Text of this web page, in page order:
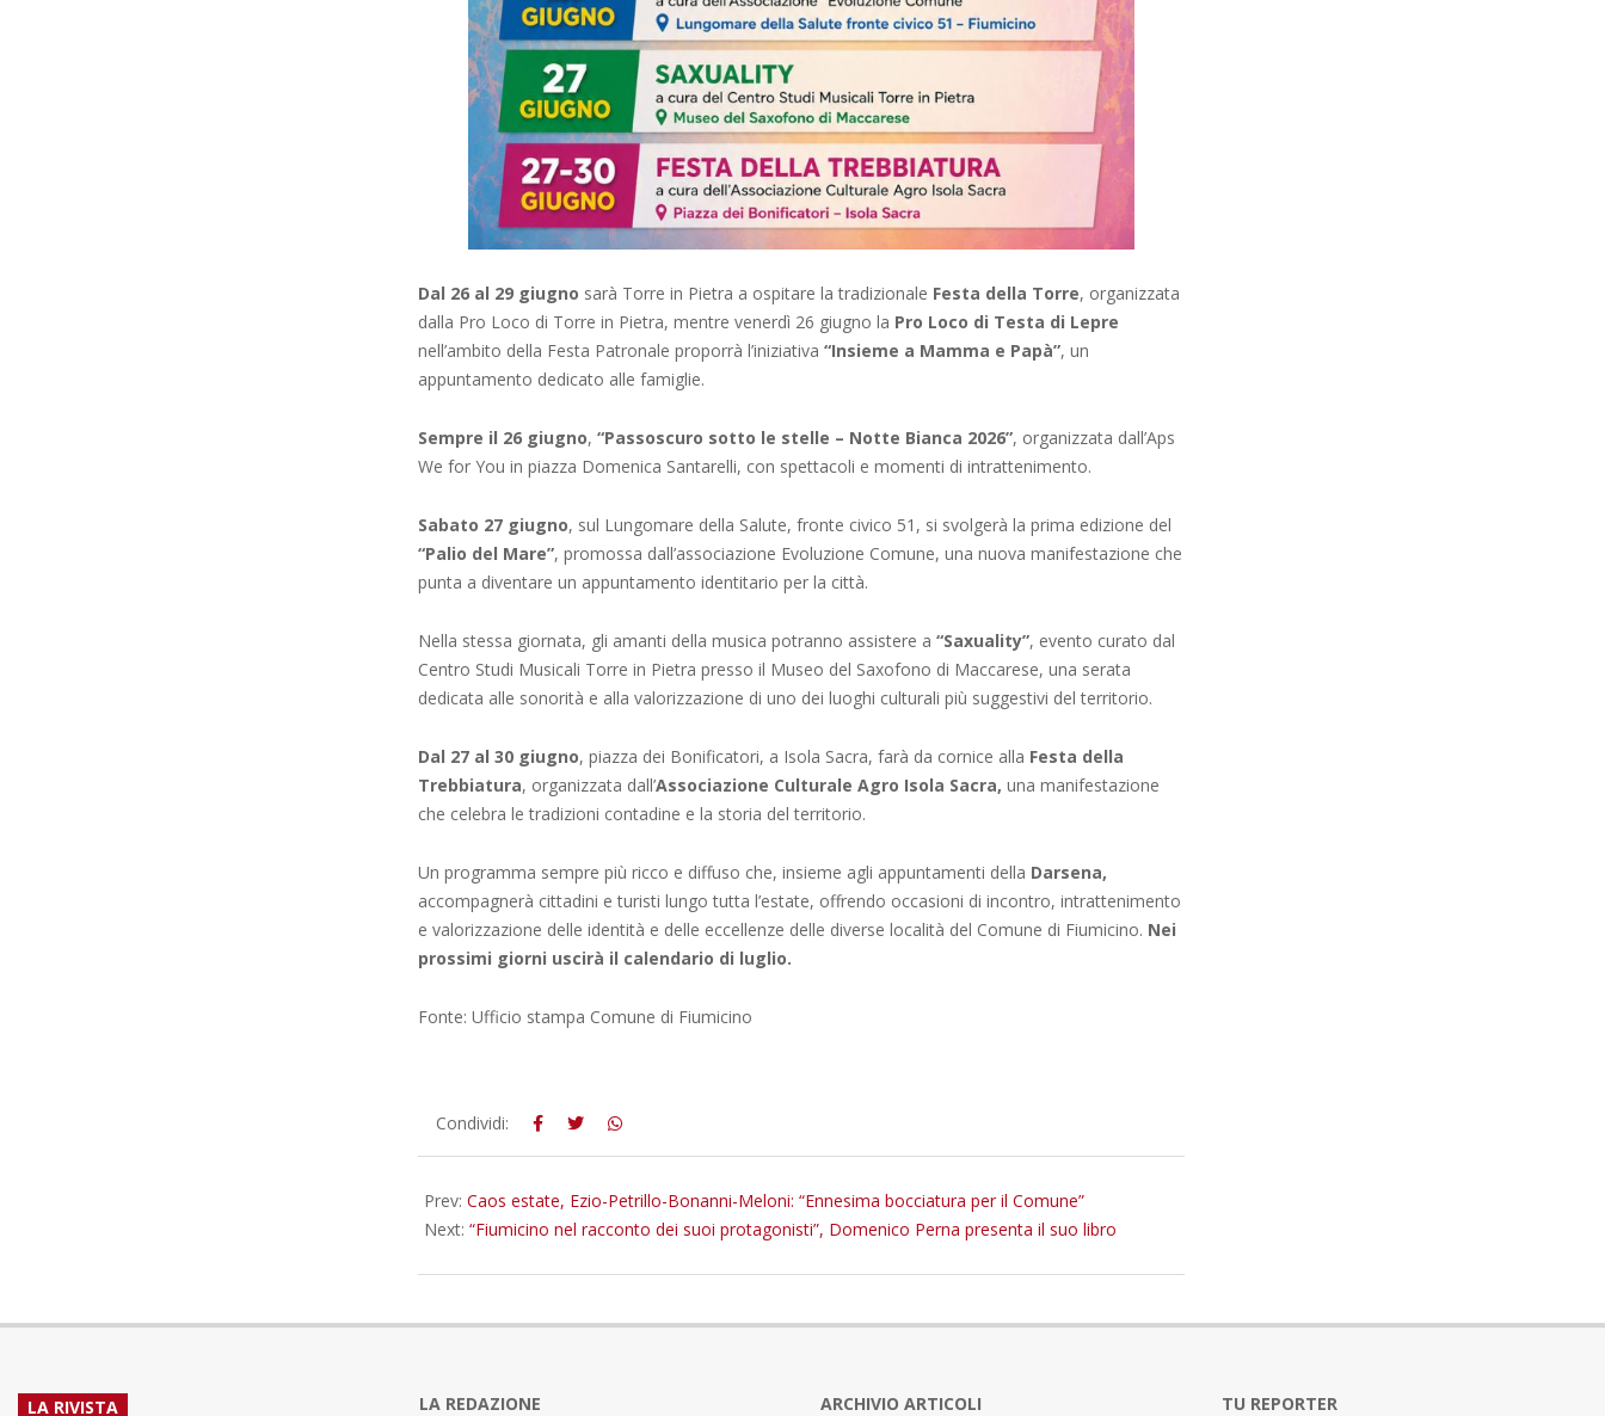
Dal 26 al 29 giugno sarà Torre in Pietra a ospitare la tradizionale Festa della Torre, organizzata
dalla Pro Loco di Torre in Pietra, mentre venerdì 26 giugno la Pro Loco di Testa di Lepre
nell’ambito della Festa Patronale proporrà l’iniziativa “Insieme a Mamma e Papà”, un
appuntamento dedicato alle famiglie.
Sempre il 26 giugno, “Passoscuro sotto le stelle – Notte Bianca 2026”, organizzata dall’Aps
We for You in piazza Domenica Santarelli, con spettacoli e momenti di intrattenimento.
Sabato 27 giugno, sul Lungomare della Salute, fronte civico 51, si svolgerà la prima edizione del
“Palio del Mare”, promossa dall’associazione Evoluzione Comune, una nuova manifestazione che
punta a diventare un appuntamento identitario per la città.
Nella stessa giornata, gli amanti della musica potranno assistere a “Saxuality”, evento curato dal
Centro Studi Musicali Torre in Pietra presso il Museo del Saxofono di Maccarese, una serata
dedicata alle sonorità e alla valorizzazione di uno dei luoghi culturali più suggestivi del territorio.
Dal 27 al 30 giugno, piazza dei Bonificatori, a Isola Sacra, farà da cornice alla Festa della
Trebbiatura, organizzata dall’Associazione Culturale Agro Isola Sacra, una manifestazione
che celebra le tradizioni contadine e la storia del territorio.
Un programma sempre più ricco e diffuso che, insieme agli appuntamenti della Darsena,
accompagnerà cittadini e turisti lungo tutta l’estate, offrendo occasioni di incontro, intrattenimento
e valorizzazione delle identità e delle eccellenze delle diverse località del Comune di Fiumicino. Nei
prossimi giorni uscirà il calendario di luglio.
Fonte: Ufficio stampa Comune di Fiumicino
2026-
06-
Condividi:
Prev: Caos estate, Ezio-Petrillo-Bonanni-Meloni: “Ennesima bocciatura per il Comune”
Next: “Fiumicino nel racconto dei suoi protagonisti”, Domenico Perna presenta il suo libro
LA RIVISTA LA REDAZIONE ARCHIVIO ARTICOLI TU REPORTER